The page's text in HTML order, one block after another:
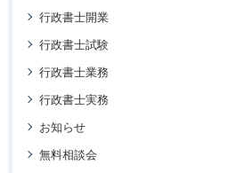
行政書士開業
行政書士試験
行政書士業務
行政書士実務
お知らせ
無料相談会